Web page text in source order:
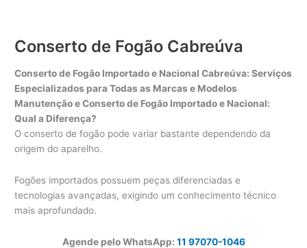
Conserto de Fogão Cabreúva
Conserto de Fogão Importado e Nacional Cabreúva: Serviços
Especializados para Todas as Marcas e Modelos
Manutenção e Conserto de Fogão Importado e Nacional:
Qual a Diferença?
O conserto de fogão pode variar bastante dependendo da
origem do aparelho.
Fogões importados possuem peças diferenciadas e
tecnologias avançadas, exigindo um conhecimento técnico
mais aprofundado.
Agende pelo WhatsApp: 11 97070-1046